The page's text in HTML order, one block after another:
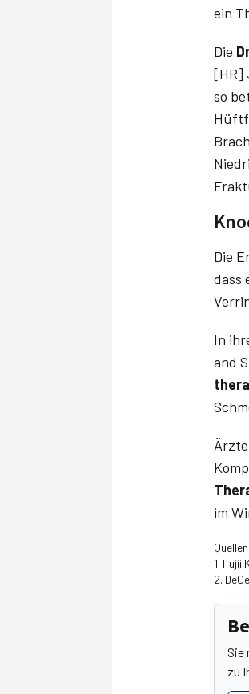
ein
Die
[HR]
so
Die
dass
In
and
im
1. Fujii
2.
Sie
zu